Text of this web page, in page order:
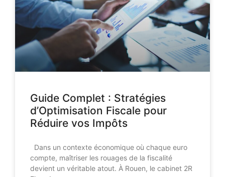
Guide Complet : Stratégies
d’Optimisation Fiscale pour
Réduire vos Impôts
Dans un contexte économique où chaque euro
compte, maîtriser les rouages de la fiscalité
devient un véritable atout. À Rouen, le cabinet 2R